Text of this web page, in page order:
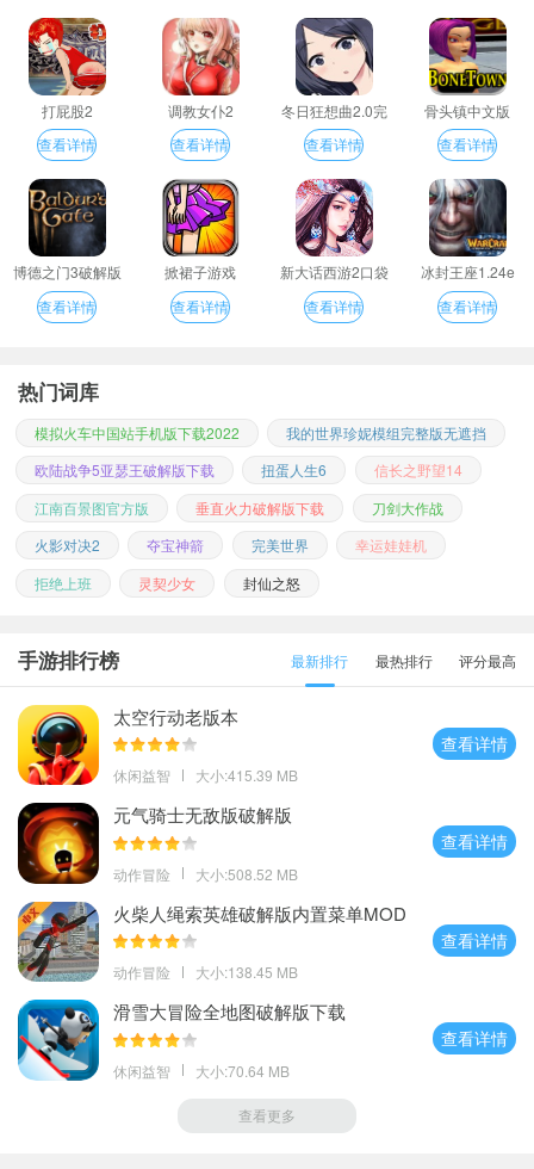
打屁股2
查看详情
调教女仆2
查看详情
冬日狂想曲2.0完
整汉化版
查看详情
骨头镇中文版
查看详情
博德之门3破解版
查看详情
掀裙子游戏
查看详情
新大话西游2口袋
版
查看详情
冰封王座1.24e
查看详情
热门词库
模拟火车中国站手机版下载2022
我的世界珍妮模组完整版无遮挡
欧陆战争5亚瑟王破解版下载
扭蛋人生6
信长之野望14
江南百景图官方版
垂直火力破解版下载
刀剑大作战
火影对决2
夺宝神箭 完美世界
幸运娃娃机
拒绝上班
灵契少女 封仙之怒
手游排行榜 最新排行 最热排行 评分最高
太空行动老版本
休闲益智 大小:415.39 MB
查看详情
元气骑士无敌版破解版
动作冒险 大小:508.52 MB
查看详情
火柴人绳索英雄破解版内置菜单MOD
不用实名
动作冒险 大小:138.45 MB
查看详情
滑雪大冒险全地图破解版下载
休闲益智 大小:70.64 MB
查看详情
查看更多